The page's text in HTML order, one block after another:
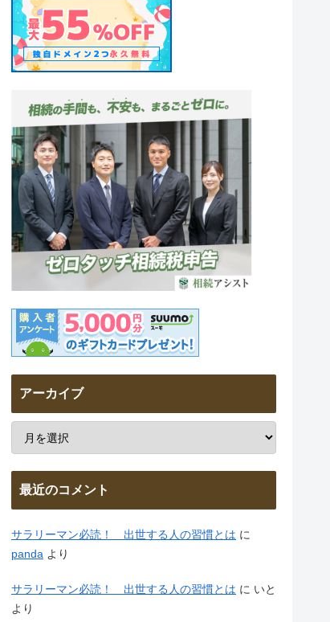
アーカイブ
最近のコメント
サラリーマン必読！ 出世する人の習慣とは に
panda より
サラリーマン必読！ 出世する人の習慣とは に いと
より